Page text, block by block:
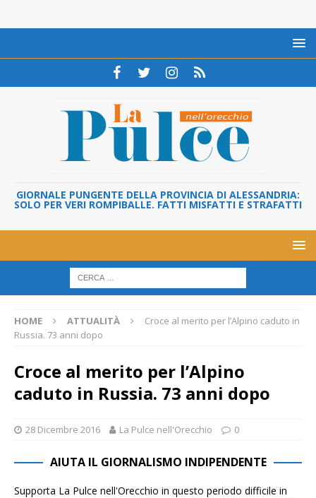
GIORNALE PUNGENTE DELLA PROVINCIA DI ALESSANDRIA:
SOLO PER VERI ROMPIBALLE. FATTI MISFATTI E STRAFATTI
HOME ATTUALITÀ
Croce al merito per l’Alpino caduto in
Russia. 73 anni dopo
Croce al merito per l’Alpino
caduto in Russia. 73 anni dopo
28 Dicembre 2016 La Pulce nell'Orecchio 0
AIUTA IL GIORNALISMO INDIPENDENTE
Supporta La Pulce nell'Orecchio in questo periodo difficile in